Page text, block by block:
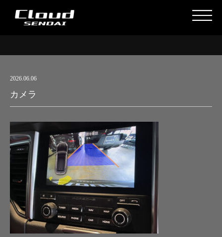
2026.06.06
カメラ